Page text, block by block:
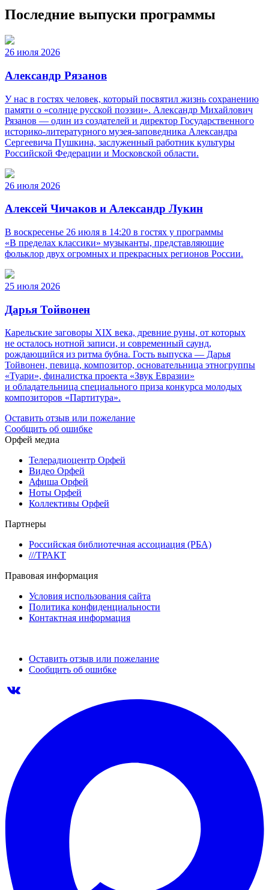
Последние выпуски программы
26 июля 2026
Александр Рязанов
У нас в гостях человек, который посвятил жизнь сохранению
памяти о «солнце русской поэзии». Александр Михайлович
Рязанов — один из создателей и директор Государственного
историко‑литературного музея‑заповедника Александра
Сергеевича Пушкина, заслуженный работник культуры
Российской Федерации и Московской области.
26 июля 2026
Алексей Чичаков и Александр Лукин
В воскресенье 26 июля в 14:20 в гостях у программы
«В пределах классики» музыканты, представляющие
фольклор двух огромных и прекрасных регионов России.
25 июля 2026
Дарья Тойвонен
Карельские заговоры XIX века, древние руны, от которых
не осталось нотной записи, и современный саунд,
рождающийся из ритма бубна. Гость выпуска — Дарья
Тойвонен, певица, композитор, основательница этногруппы
«Туари», финалистка проекта «Звук Евразии»
и обладательница специального приза конкурса молодых
композиторов «Партитура».
Оставить отзыв или пожелание
Сообщить об ошибке
Орфей медиа
Телерадиоцентр Орфей
Видео Орфей
Афиша Орфей
Ноты Орфей
Коллективы Орфей
Партнеры
Российская библиотечная ассоциация (РБА)
///ТРАКТ
Правовая информация
Условия использования сайта
Политика конфиденциальности
Контактная информация
Оставить отзыв или пожелание
Сообщить об ошибке